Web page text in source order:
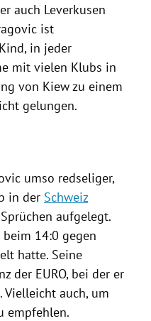
auch Leverkusen
ist
in jeder
mit vielen Klubs in
von Kiewzu einem
gelungen.
umso redseliger,
in der Schweiz
aufgelegt.
14:0 gegen
hatte. Seine
der EURO, bei der er
Vielleicht auch, um
empfehlen.